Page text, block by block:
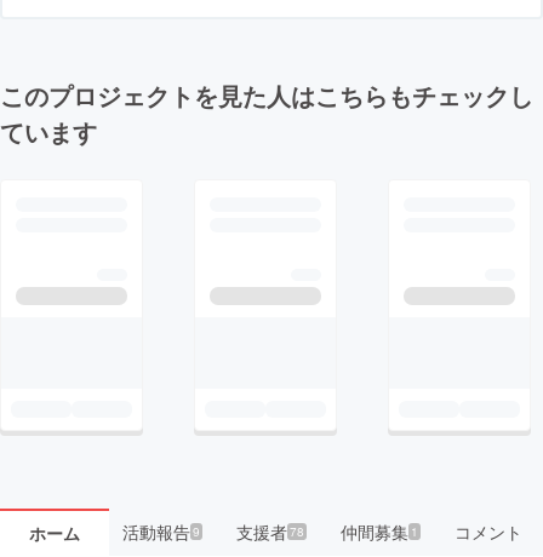
このプロジェクトを見た人はこちらもチェックし
ています
ホーム 活動報告9 支援者78 仲間募集 1 コメント